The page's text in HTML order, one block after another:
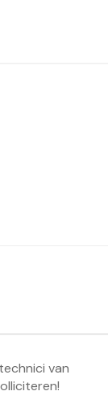
van